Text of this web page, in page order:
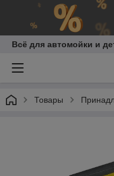
Всё для автомойки и
Товары